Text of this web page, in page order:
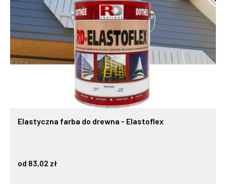
Elastyczna farba do drewna - Elastoflex
od 83,02 zł